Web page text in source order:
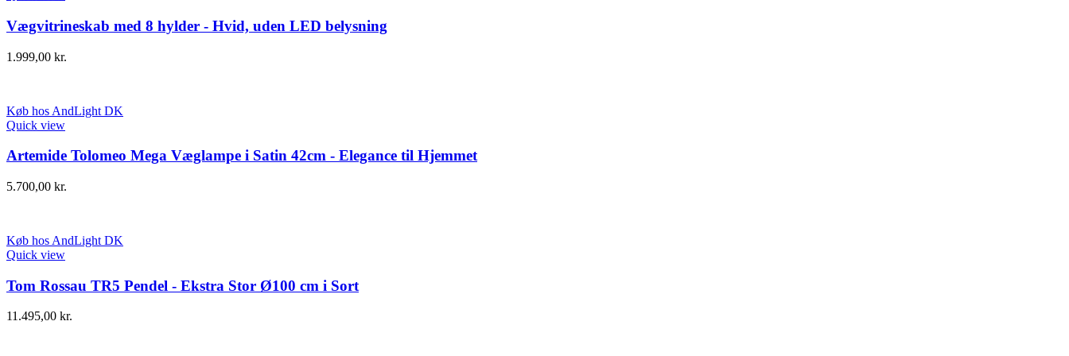
Vægvitrineskab med 8 hylder - Hvid, uden LED belysning
1.999,00 kr.
Køb hos AndLight DK
Quick view
Artemide Tolomeo Mega Væglampe i Satin 42cm - Elegance til Hjemmet
5.700,00 kr.
Køb hos AndLight DK
Quick view
Tom Rossau TR5 Pendel - Ekstra Stor Ø100 cm i Sort
11.495,00 kr.